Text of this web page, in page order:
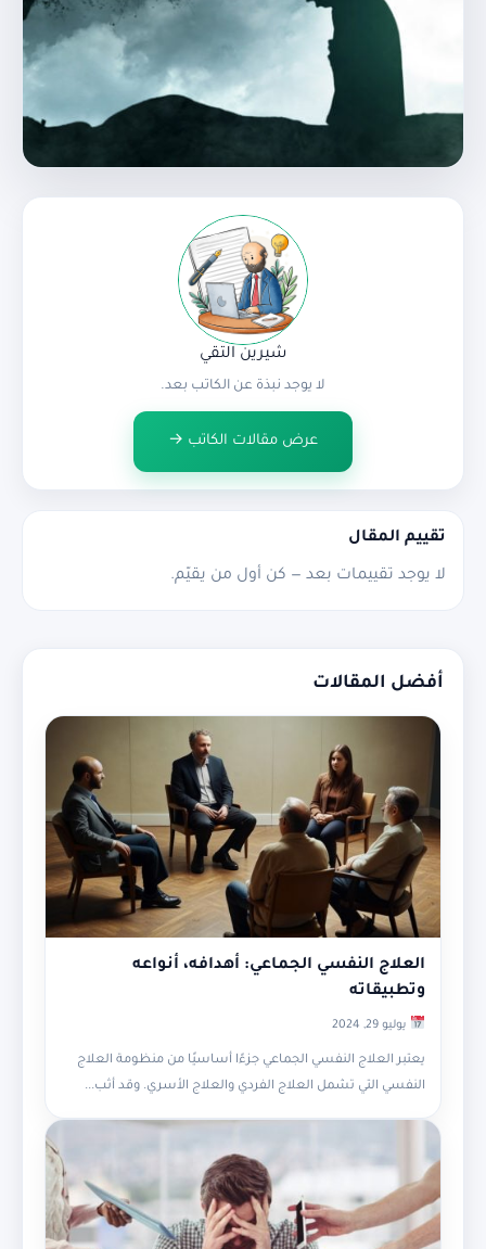
شيرين التقي
لا يوجد نبذة عن الكاتب بعد.
عرض مقالات الكاتب →
تقييم المقال
لا يوجد تقييمات بعد — كن أول من يقيّم.
أفضل المقالات
العلاج النفسي الجماعي: أهدافه، أنواعه
وتطبيقاته
يوليو 29, 2024
يعتبر العلاج النفسي الجماعي جزءًا أساسيًا من منظومة العلاج
النفسي التي تشمل العلاج الفردي والعلاج الأسري. وقد أثب...